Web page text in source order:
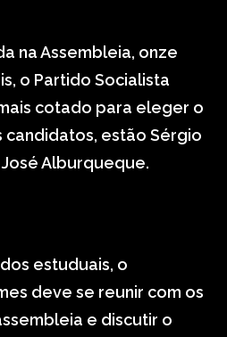
na Assembleia, onze
o Partido Socialista
cotado para eleger o
candidatos, estão Sérgio
Alburqueque.
estuduais, o
deve se reunir com os
e discutir o